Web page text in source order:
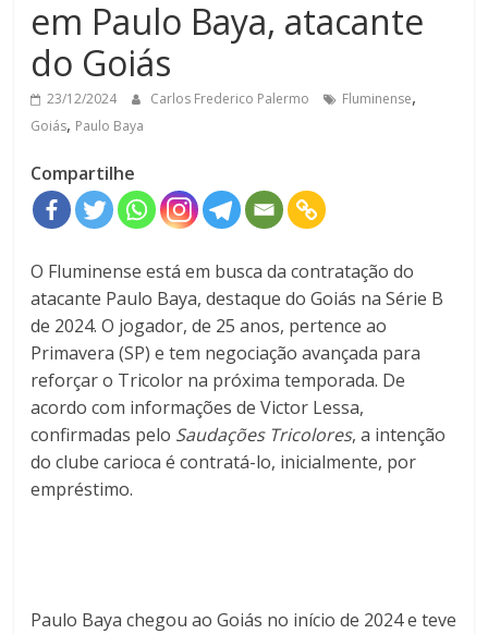
em Paulo Baya, atacante
do Goiás
23/12/2024 Carlos Frederico Palermo Fluminense,
Goiás, Paulo Baya
Compartilhe
O Fluminense está em busca da contratação do
atacante Paulo Baya, destaque do Goiás na Série B
de 2024. O jogador, de 25 anos, pertence ao
Primavera (SP) e tem negociação avançada para
reforçar o Tricolor na próxima temporada. De
acordo com informações de Victor Lessa,
confirmadas pelo Saudações Tricolores, a intenção
do clube carioca é contratá-lo, inicialmente, por
empréstimo.
Paulo Baya chegou ao Goiás no início de 2024 e teve